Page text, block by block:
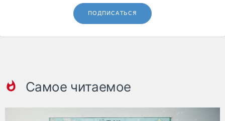
ПОДПИСАТЬСЯ
Самое читаемое